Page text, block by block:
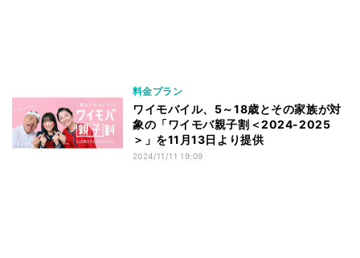
料金プラン
ワイモバイル、5～18歳とその家族が対
象の「ワイモバ親子割＜2024-2025
＞」を11月13日より提供
2024/11/11 19:09